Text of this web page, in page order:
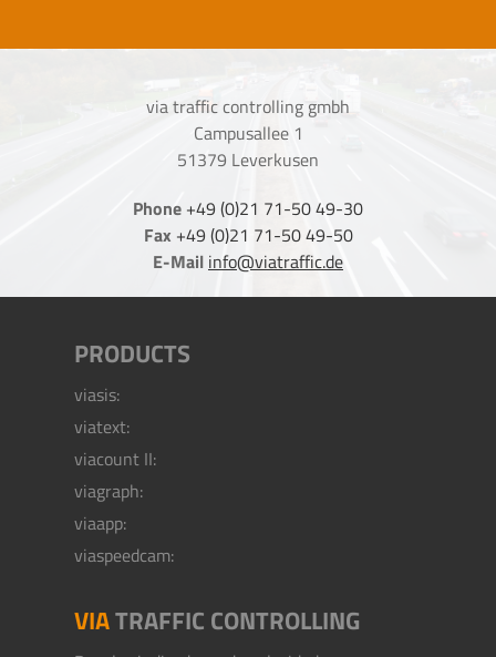
via traffic controlling gmbh
Campusallee 1
51379 Leverkusen
Phone +49 (0)21 71-50 49-30
Fax +49 (0)21 71-50 49-50
E-Mail info@viatraffic.de
PRODUCTS
viasis:
viatext:
viacount II:
viagraph:
viaapp:
viaspeedcam:
VIATRAFFIC CONTROLLING